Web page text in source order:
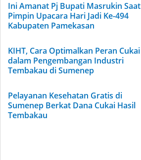
Ini Amanat Pj Bupati Masrukin Saat
Pimpin Upacara Hari Jadi Ke-494
Kabupaten Pamekasan
KIHT, Cara Optimalkan Peran Cukai
dalam Pengembangan Industri
Tembakau di Sumenep
Pelayanan Kesehatan Gratis di
Sumenep Berkat Dana Cukai Hasil
Tembakau